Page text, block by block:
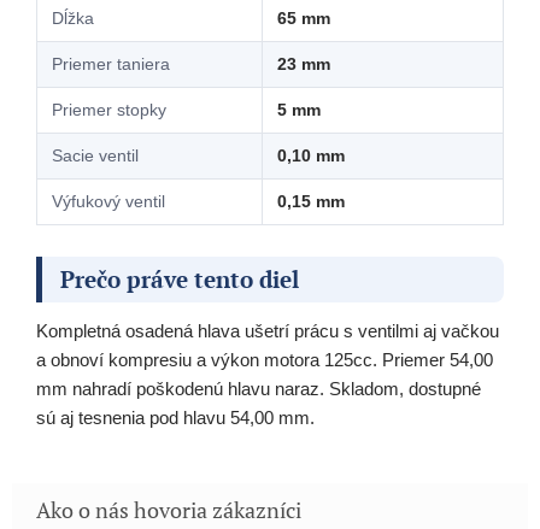
Dĺžka 65 mm
Priemer taniera 23 mm
Priemer stopky 5 mm
Sacie ventil 0,10 mm
Výfukový ventil 0,15 mm
Prečo práve tento diel
Kompletná osadená hlava ušetrí prácu s ventilmi aj vačkou
a obnoví kompresiu a výkon motora 125cc. Priemer 54,00
mm nahradí poškodenú hlavu naraz. Skladom, dostupné
sú aj tesnenia pod hlavu 54,00 mm.